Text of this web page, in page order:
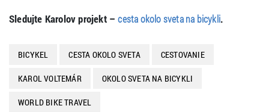
Sledujte Karolov projekt –cesta okolo sveta na bicykli.
BICYKEL CESTA OKOLO SVETA CESTOVANIE
KAROL VOLTEMÁR OKOLO SVETA NA BICYKLI
WORLD BIKE TRAVEL